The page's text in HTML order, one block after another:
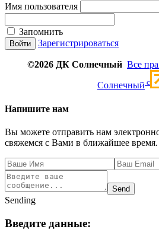
Имя пользователя
Запомнить
Зарегистрироваться
©2026 ДК Солнечный Все
Солнечный c
Напишите нам
Вы можете отправить нам
свяжемся с Вами в ближайшее время.
Send
Sending
Введите данные: